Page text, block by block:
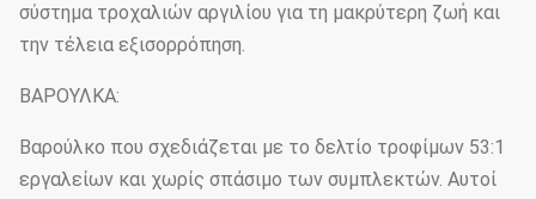
σύστημα τροχαλιών αργιλίου για τη μακρύτερη ζωή και
την τέλεια εξισορρόπηση.
ΒΑΡΟΥΛΚΑ:
Βαρούλκο που σχεδιάζεται με το δελτίο τροφίμων 53:1
εργαλείων και χωρίς σπάσιμο των συμπλεκτών. Αυτοί